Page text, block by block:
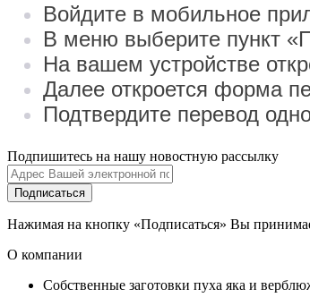
Войдите в мобильное
В меню выберите пункт
На вашем устройстве
Далее откроется форма
Подтвердите перевод
Подпишитесь на нашу новостную рассылку
Подписаться
Нажимая на кнопку «Подписаться» Вы
О компании
Собственные заготовки пуха яка и